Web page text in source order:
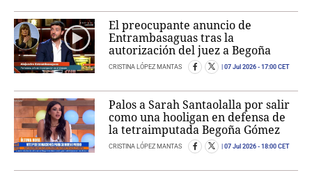
El preocupante anuncio de
Entrambasaguas tras la
autorización del juez a Begoña
CRISTINA LÓPEZ MANTAS 07 Jul 2026 - 17:00 CET
Palos a Sarah Santaolalla por salir
como una hooligan en defensa de
la tetraimputada Begoña Gómez
CRISTINA LÓPEZ MANTAS 07 Jul 2026 - 18:00 CET